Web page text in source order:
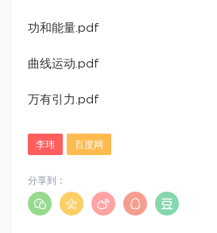
功和能量.pdf
曲线运动.pdf
万有引力.pdf
李玮 百度网
分享到：